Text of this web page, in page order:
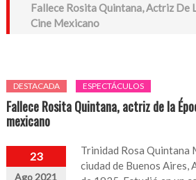
Fallece Rosita Quintana, Actriz De
Cine Mexicano
DESTACADA ESPECTÁCULOS
Fallece Rosita Quintana, actriz de la
mexicano
23
Ago 2021
Trinidad Rosa Quintana
ciudad de Buenos Aires,